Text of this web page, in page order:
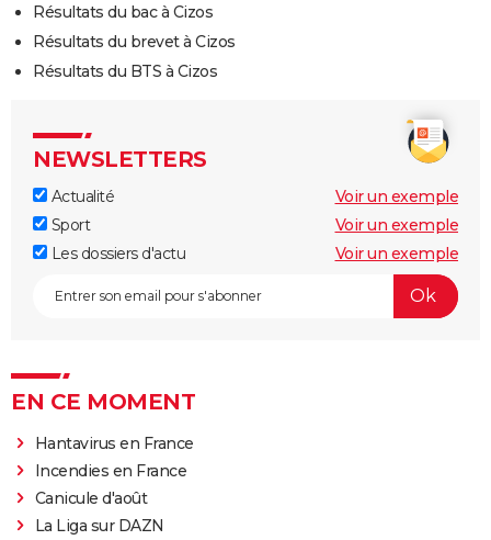
Résultats du bac à Cizos
Résultats du brevet à Cizos
Résultats du BTS à Cizos
NEWSLETTERS
Actualité
Voir un exemple
Sport
Voir un exemple
Les dossiers d'actu
Voir un exemple
EN CE MOMENT
Hantavirus en France
Incendies en France
Canicule d'août
La Liga sur DAZN